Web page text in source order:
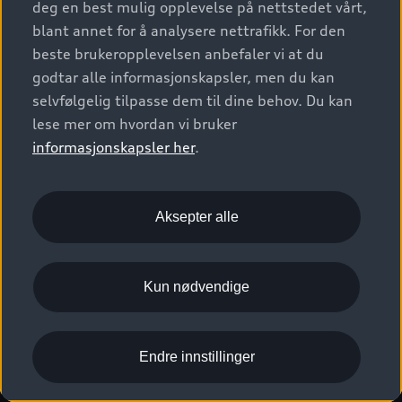
S/RS
Konseptbiler og prototyper
Prislister
Leasing
Bilgarantier
Audi Forsikring
Verkstedtjenester
Functions on demand
Kom i gang med myAudi
Kundeservice
Nyhetsbrev
Presse
Karriere
Bli sertifisert merkeverksted
Autoretur
Åpenhetsloven
© 2026 AUDI NORGE. All Rights Reserved.
Imprint Ansvarserklæring
Personvern
Informasjonskapsler (cookies)
Juridisk informasjon AUDI AG
deg en best mulig opplevelse på nettstedet vårt,
blant annet for å analysere nettrafikk. For den
beste brukeropplevelsen anbefaler vi at du
godtar alle informasjonskapsler, men du kan
selvfølgelig tilpasse dem til dine behov. Du kan
lese mer om hvordan vi bruker
informasjonskapsler her.
Aksepter alle
Kun nødvendige
Endre innstillinger